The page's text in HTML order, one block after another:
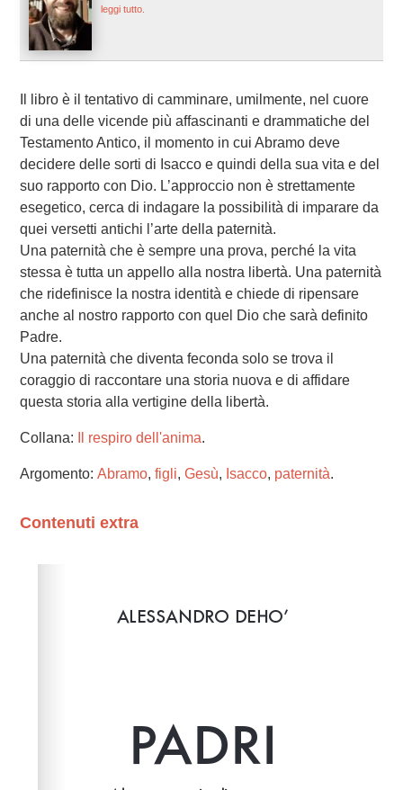
leggi tutto.
Il libro è il tentativo di camminare, umilmente, nel cuore
di una delle vicende più affascinanti e drammatiche del
Testamento Antico, il momento in cui Abramo deve
decidere delle sorti di Isacco e quindi della sua vita e del
suo rapporto con Dio. L’approccio non è strettamente
esegetico, cerca di indagare la possibilità di imparare da
quei versetti antichi l’arte della paternità.
Una paternità che è sempre una prova, perché la vita
stessa è tutta un appello alla nostra libertà. Una paternità
che ridefinisce la nostra identità e chiede di ripensare
anche al nostro rapporto con quel Dio che sarà definito
Padre.
Una paternità che diventa feconda solo se trova il
coraggio di raccontare una storia nuova e di affidare
questa storia alla vertigine della libertà.
Collana: Il respiro dell'anima.
Argomento: Abramo, figli, Gesù, Isacco, paternità.
Contenuti extra